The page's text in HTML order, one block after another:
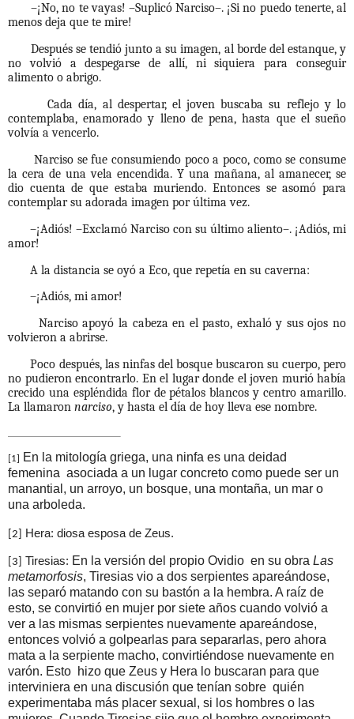
–¡No, no te vayas! –Suplicó Narciso–. ¡Si no puedo tenerte, al
menos deja que te mire!
Después se tendió junto a su imagen, al borde del estanque, y
no volvió a despegarse de allí, ni siquiera para conseguir
alimento o abrigo.
Cada día, al despertar, el joven buscaba su reflejo y lo
contemplaba, enamorado y lleno de pena, hasta que el sueño
volvía a vencerlo.
Narciso se fue consumiendo poco a poco, como se consume
la cera de una vela encendida. Y una mañana, al amanecer, se
dio cuenta de que estaba muriendo. Entonces se asomó para
contemplar su adorada imagen por última vez.
–¡Adiós! –Exclamó Narciso con su último aliento–. ¡Adiós, mi
amor!
A la distancia se oyó a Eco, que repetía en su caverna:
–¡Adiós, mi amor!
Narciso apoyó la cabeza en el pasto, exhaló y sus ojos no
volvieron a abrirse.
Poco después, las ninfas del bosque buscaron su cuerpo, pero
no pudieron encontrarlo. En el lugar donde el joven murió había
crecido una espléndida flor de pétalos blancos y centro amarillo.
La llamaron narciso, y hasta el día de hoy lleva ese nombre.
[1] En la mitología griega, una ninfa es una deidad
femenina asociada a un lugar concreto como puede ser un
manantial, un arroyo, un bosque, una montaña, un mar o
una arboleda.
[2] Hera: diosa esposa de Zeus.
[3] Tiresias: En la versión del propio Ovidio en su obra Las
metamorfosis, Tiresias vio a dos serpientes apareándose,
las separó matando con su bastón a la hembra. A raíz de
esto, se convirtió en mujer por siete años cuando volvió a
ver a las mismas serpientes nuevamente apareándose,
entonces volvió a golpearlas para separarlas, pero ahora
mata a la serpiente macho, convirtiéndose nuevamente en
varón. Esto hizo que Zeus y Hera lo buscaran para que
interviniera en una discusión que tenían sobre quién
experimentaba más placer sexual, si los hombres o las